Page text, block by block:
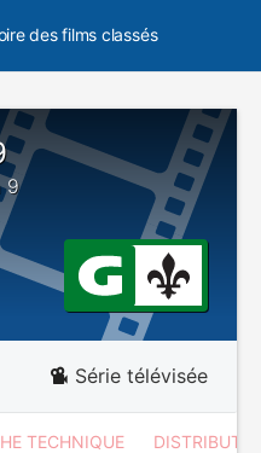
des films classés
9
Série télévisée
TECHNIQUE